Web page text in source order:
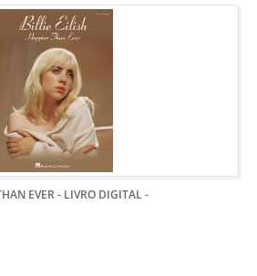
EVER - LIVRO DIGITAL-